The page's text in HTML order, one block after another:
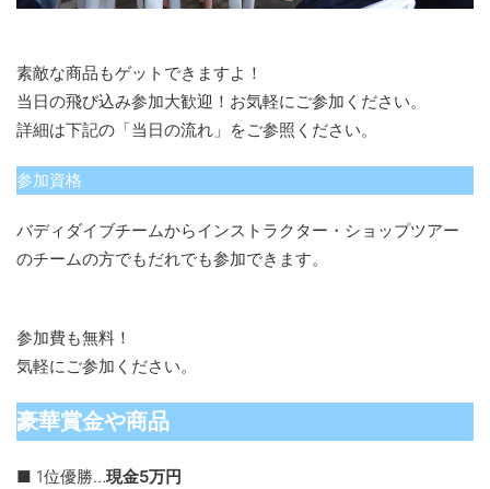
素敵な商品もゲットできますよ！
当日の飛び込み参加大歓迎！お気軽にご参加ください。
詳細は下記の「当日の流れ」をご参照ください。
参加資格
バディダイブチームからインストラクター・ショップツアー
のチームの方でもだれでも参加できます。
参加費も無料！
気軽にご参加ください。
豪華賞金や商品
■ 1位優勝…現金5万円